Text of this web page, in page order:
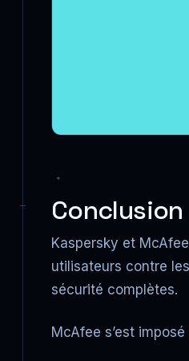
Conclusion
Kaspersky et
utilisateurs contre
sécurité complètes.
McAfee s’est